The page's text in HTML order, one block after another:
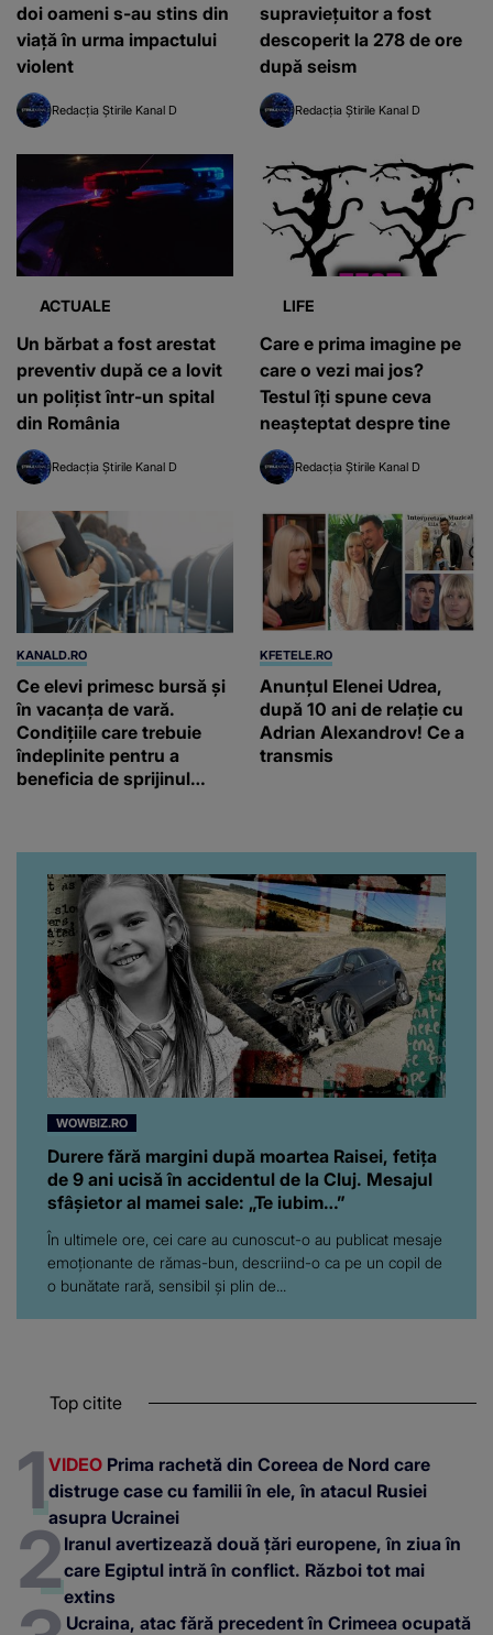
doi oameni s-au stins din
viață în urma impactului
violent
Redacția Știrile Kanal D
supravieţuitor a fost
descoperit la 278 de ore
după seism
Redacția Știrile Kanal D
ACTUALE
Un bărbat a fost arestat
preventiv după ce a lovit
un polițist într-un spital
din România
Redacția Știrile Kanal D
LIFE
Care e prima imagine pe
care o vezi mai jos?
Testul îți spune ceva
neașteptat despre tine
Redacția Știrile Kanal D
KANALD.RO
Ce elevi primesc bursă și
în vacanța de vară.
Condițiile care trebuie
îndeplinite pentru a
beneficia de sprijinul
KFETELE.RO
Anunțul Elenei Udrea,
după 10 ani de relație cu
Adrian Alexandrov! Ce a
transmis
WOWBIZ.RO
Durere fără margini după moartea Raisei, fetița
de 9 ani ucisă în accidentul de la Cluj. Mesajul
sfâșietor al mamei sale: „Te iubim…”
În ultimele ore, cei care au cunoscut-o au publicat mesaje
emoționante de rămas-bun, descriind-o ca pe un copil de
o bunătate rară, sensibil și plin de...
Top citite
VIDEO Prima rachetă din Coreea de Nord care
distruge case cu familii în ele, în atacul Rusiei
asupra Ucrainei
Iranul avertizează două țări europene, în ziua în
care Egiptul intră în conflict. Război tot mai
extins
Ucraina, atac fără precedent în Crimeea ocupată